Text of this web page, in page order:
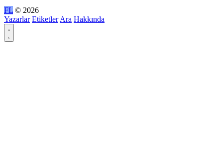
FL © 2026
Yazarlar Etiketler Ara Hakkında